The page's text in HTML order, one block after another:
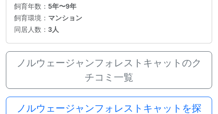
飼育年数： 5年〜9年
飼育環境： マンション
同居人数： 3人
ノルウェージャンフォレストキャットのク
チコミ一覧
ノルウェージャンフォレストキャットを探